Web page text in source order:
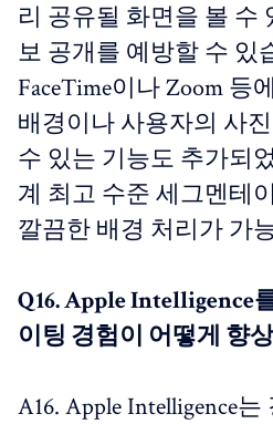
리 공유될 화면을 볼 수
보 공개를 예방할 수 있
FaceTime이나 Zoom 등
배경이나 사용자의 사
수 있는 기능도 추가되
계 최고 수준 세그멘테
깔끔한 배경 처리가 가
Q16. Apple Intelligence
이팅 경험이 어떻게 향
A16. Apple Intelligence